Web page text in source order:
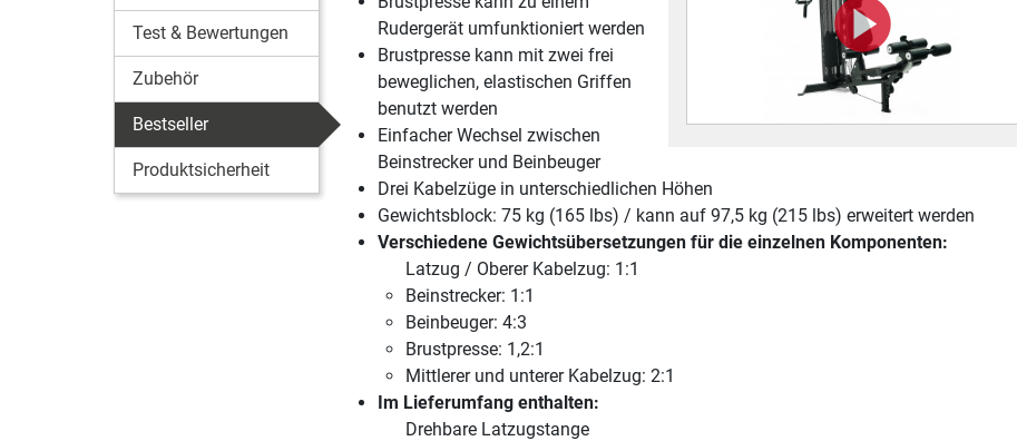
Test & Bewertungen
Zubehör
Bestseller
Produktsicherheit
Rudergerät umfunktioniert werden
Brustpresse kann mit zwei frei
beweglichen, elastischen Griffen
benutzt werden
Einfacher Wechsel zwischen
Beinstrecker und Beinbeuger
Drei Kabelzüge in unterschiedlichen Höhen
Gewichtsblock: 75 kg (165 lbs) / kann auf 97,5 kg (215 lbs) erweitert werden
Verschiedene Gewichtsübersetzungen für die einzelnen Komponenten:
Latzug / Oberer Kabelzug: 1:1
Beinstrecker: 1:1
Beinbeuger: 4:3
Brustpresse: 1,2:1
Mittlerer und unterer Kabelzug: 2:1
Im Lieferumfang enthalten:
Drehbare Latzugstange